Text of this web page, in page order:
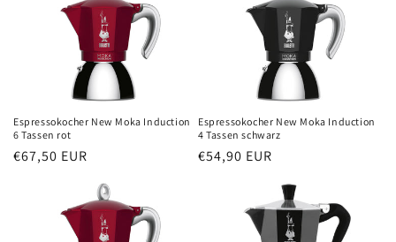
Espressokocher New Moka Induction
6 Tassen rot
Normaler
€67,50 EUR
Espressokocher New Moka Induction
4 Tassen schwarz
Normaler
€54,90 EUR